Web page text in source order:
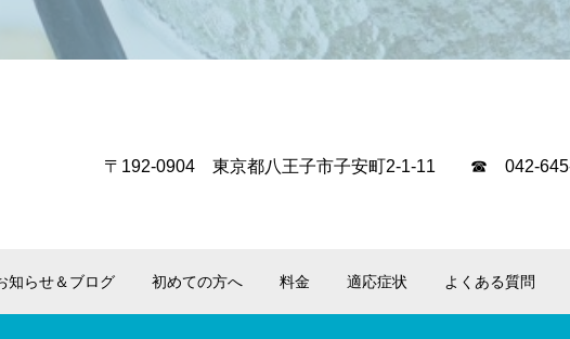
〒192-0904 東京都八王子市子安町2-1-11 ☎ 042-
知らせ＆ブログ 初めての方へ 料金 適応症状 よくある質問